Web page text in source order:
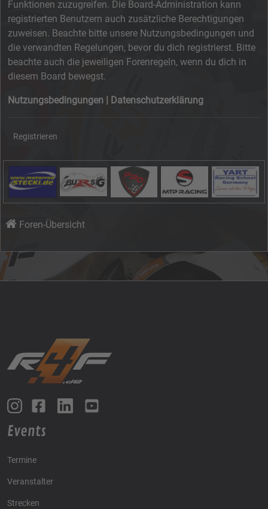
Funktionen zuzugreifen. Die Board-Administration kann
registrierten Benutzern auch zusätzliche Berechtigungen
zuweisen. Beachte bitte unsere Nutzungsbedingungen und
die verwandten Regelungen, bevor du dich registrierst. Bitte
beachte auch die jeweiligen Forenregeln, wenn du dich in
diesem Board bewegst.
Nutzungsbedingungen Datenschutzerklärung
Registrieren
Foren-Übersicht
Events
Termine
Veranstalter
Strecken